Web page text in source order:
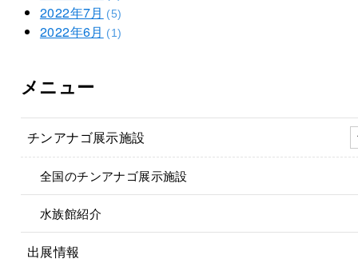
2022年7月 (5)
2022年6月 (1)
メニュー
チンアナゴ展示施設
全国のチンアナゴ展示施設
水族館紹介
出展情報